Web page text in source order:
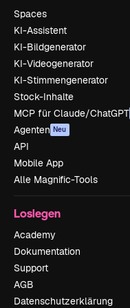
Spaces
KI-Assistent
KI-Bildgenerator
KI-Videogenerator
KI-Stimmengenerator
Stock-Inhalte
MCP für Claude/ChatGPT
Agenten Neu
API
Mobile App
Alle Magnific-Tools
Loslegen
Academy
Dokumentation
Support
AGB
Datenschutzerklärung